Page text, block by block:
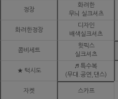
정장
화려한
무늬 실크셔츠
화려한정장
디자인
배색실크셔츠
콤비세트
핫픽스
실크셔츠
★ 턱시도
♬ 특수복
(무대.공연,댄스)
자켓 스카프